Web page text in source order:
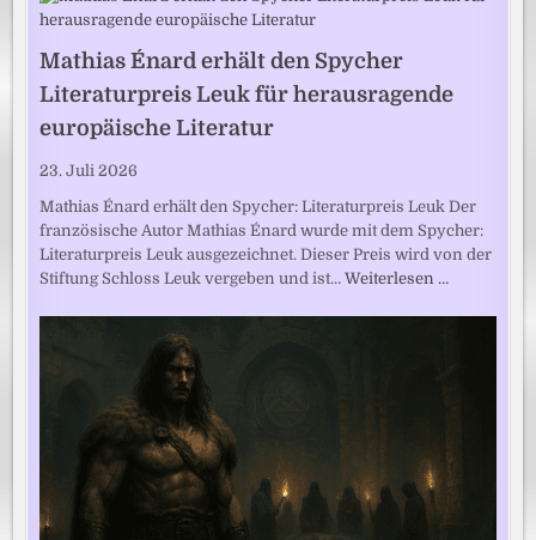
Mathias Énard erhält den Spycher
Literaturpreis Leuk für herausragende
europäische Literatur
23. Juli 2026
Mathias Énard erhält den Spycher: Literaturpreis Leuk Der
französische Autor Mathias Énard wurde mit dem Spycher:
Literaturpreis Leuk ausgezeichnet. Dieser Preis wird von der
Stiftung Schloss Leuk vergeben und ist…Weiterlesen …